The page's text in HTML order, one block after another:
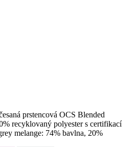
prstencová OCS Blended
recyklovaný polyester s certifikací
melange: 74% bavlna, 20%